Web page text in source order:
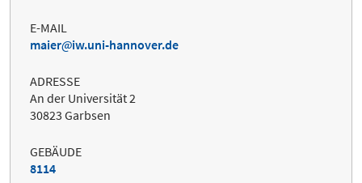
E-MAIL
maier
iw.uni-hannover.de
ADRESSE
An der Universität 2
30823 Garbsen
GEBÄUDE
8114